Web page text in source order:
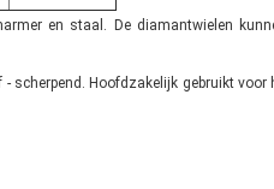
en staal. De diamantwielen
Hoofdzakelijk gebruikt